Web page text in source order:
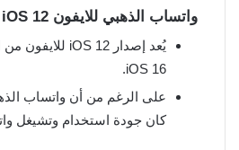
واتساب الذهبي للايفون iOS 12
iOS 16.
على الرغم من أن واتساب
كان جودة استخدام وتشيغل